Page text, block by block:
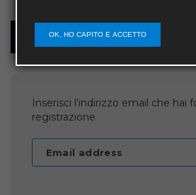
Username recovery
Inserisci l'indirizzo email che hai
registrazione
Email address
OK, HO CAPITO E ACCETTO